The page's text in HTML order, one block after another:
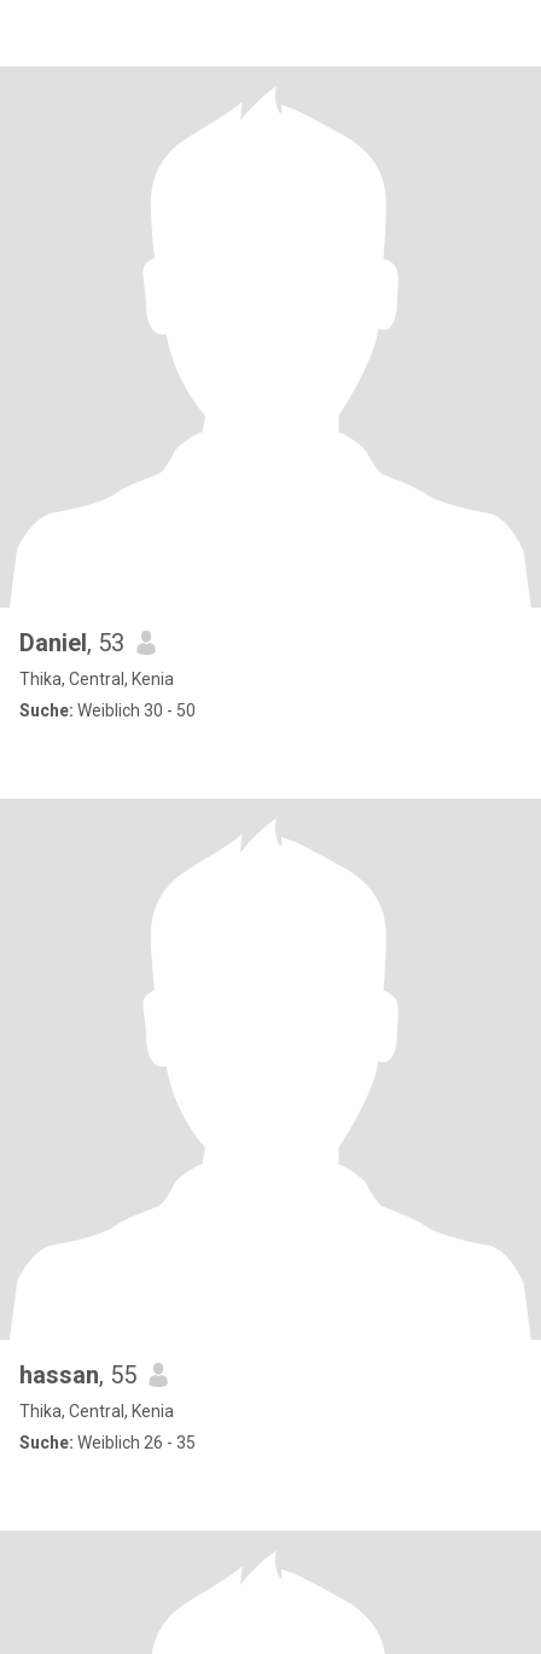
Daniel, 53
Thika, Central, Kenia
Suche: Weiblich 30 - 50
hassan, 55
Thika, Central, Kenia
Suche: Weiblich 26 - 35